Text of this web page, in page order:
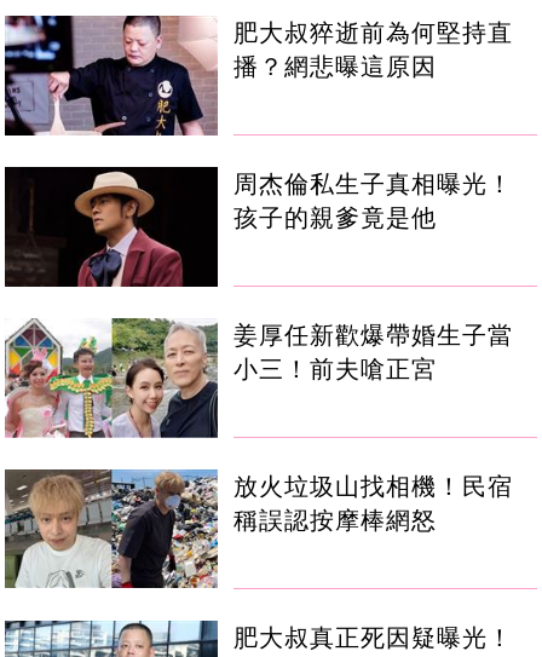
肥大叔猝逝前為何堅持直
播？網悲曝這原因
周杰倫私生子真相曝光！
孩子的親爹竟是他
姜厚任新歡爆帶婚生子當
小三！前夫嗆正宮
放火垃圾山找相機！民宿
稱誤認按摩棒網怒
肥大叔真正死因疑曝光！